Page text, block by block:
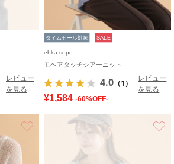
レビュー
を見る
タイムセール対象 SALE
ehka sopo
モヘアタッチシアーニット
4.0 （1）
レビュー
を見る
¥1,584 -60%OFF-
お気に入り